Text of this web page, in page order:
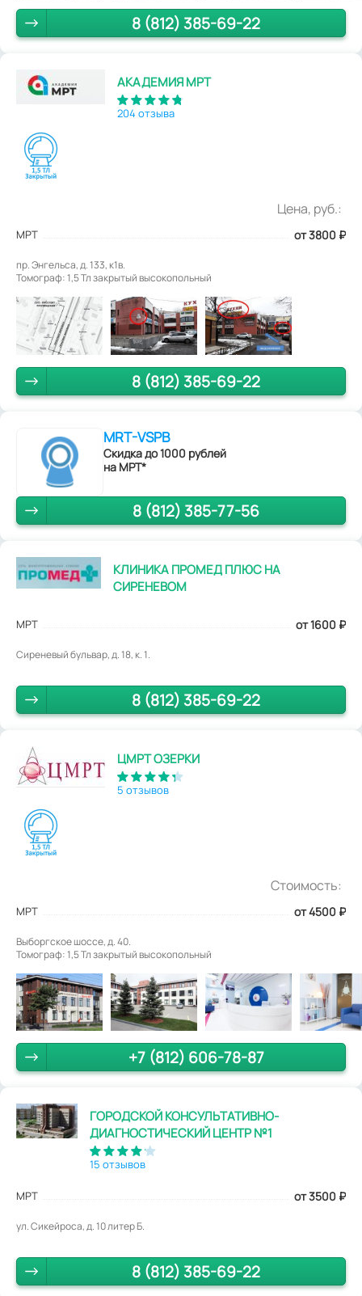
8 (812) 385-69-22
АКАДЕМИЯ МРТ
204 отзыва
Цена, руб.:
МРТ от 3800 ₽
пр. Энгельса, д. 133, к1в.
Томограф: 1,5 Тл закрытый высокопольный
8 (812) 385-69-22
MRT-VSPB
Скидка до 1000 рублей
на МРТ*
8 (812) 385-77-56
КЛИНИКА ПРОМЕД ПЛЮС НА
СИРЕНЕВОМ
МРТ от 1600 ₽
Сиреневый бульвар, д. 18, к. 1.
8 (812) 385-69-22
ЦМРТ ОЗЕРКИ
5 отзывов
Стоимость:
МРТ от 4500 ₽
Выборгское шоссе, д. 40.
Томограф: 1,5 Тл закрытый высокопольный
+7 (812) 606-78-87
ГОРОДСКОЙ КОНСУЛЬТАТИВНО-
ДИАГНОСТИЧЕСКИЙ ЦЕНТР №1
15 отзывов
МРТ от 3500 ₽
ул. Сикейроса, д. 10 литер Б.
8 (812) 385-69-22